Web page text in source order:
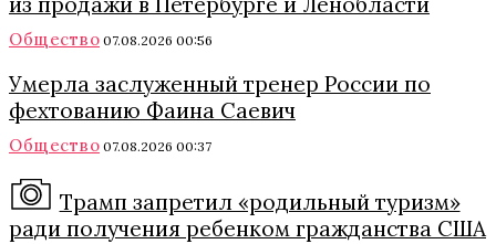
Общество 07.08.2026 00:56
Умерла заслуженный тренер России по
фехтованию Фаина Саевич
Общество 07.08.2026 00:37
Трамп запретил «родильный туризм»
ради получения ребенком гражданства США